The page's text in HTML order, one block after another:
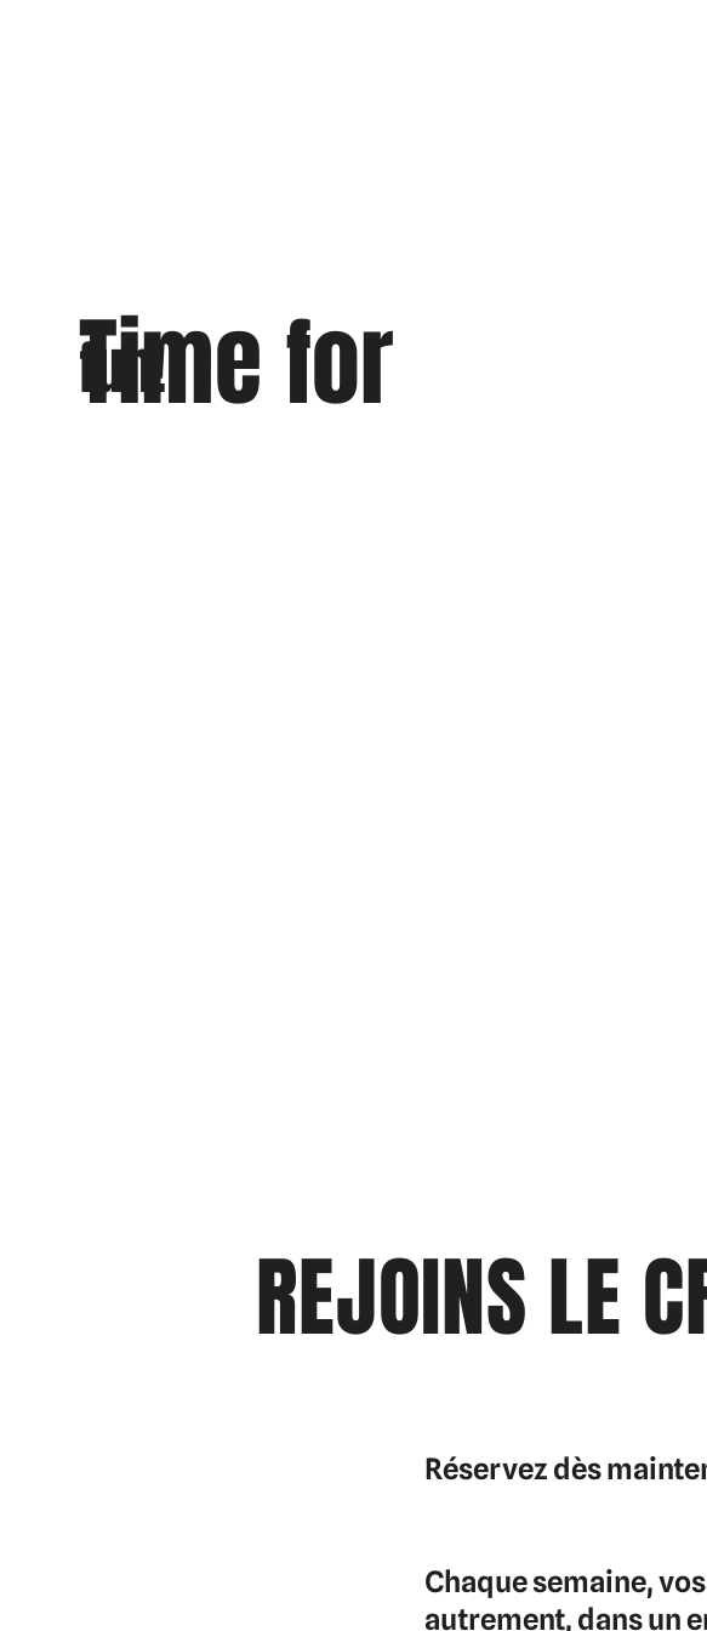
Time for
fun!
REJOINS LE
Réservez dès
Chaque semaine,
autrement, dans un